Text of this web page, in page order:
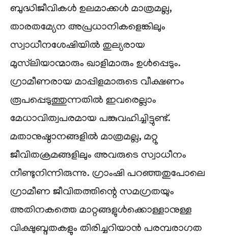
ബുദ്ധിജീവികൾ ഉലമാക്കൾ മാത്രമല്ല,
താരതമ്യേന അപ്രധാനികളെങ്കിലും
സ്വാധീനശേഷിയിൽ തുല്യരായ
മുസ്‌ലിയാന്മാരും ഖാളിമാരും ഉൾപ്പെടും.
ഗ്രാമീണരായ മാപ്പിളമാരുടെ വീക്ഷണം
രൂപപ്പെടുത്തുന്നതിൽ ഇവരെല്ലാം
മേധാവിത്വപരമായ പങ്കുവഹിച്ചിട്ടുണ്ട്.
മതാനുഷ്ഠാനങ്ങളിൽ മാത്രമല്ല, മറ്റു
ജീവിതക്രമങ്ങളിലും അവരുടെ സ്വാധീനം
നീണ്ടുനിന്നിരുന്നു. ഗ്രാംഷി പറഞ്ഞതുപോലെ
ഗ്രാമീണ ജീവിതത്തിന്റെ സമഗ്രതയും
അതിനകത്തെ മാറ്റങ്ങളുൾക്കൊള്ളാനുള്ള
വിക്ഷുബ്ദതകളും തിരിച്ചറിയാൻ പരമ്പരാഗത